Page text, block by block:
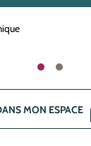
MON ESPACE